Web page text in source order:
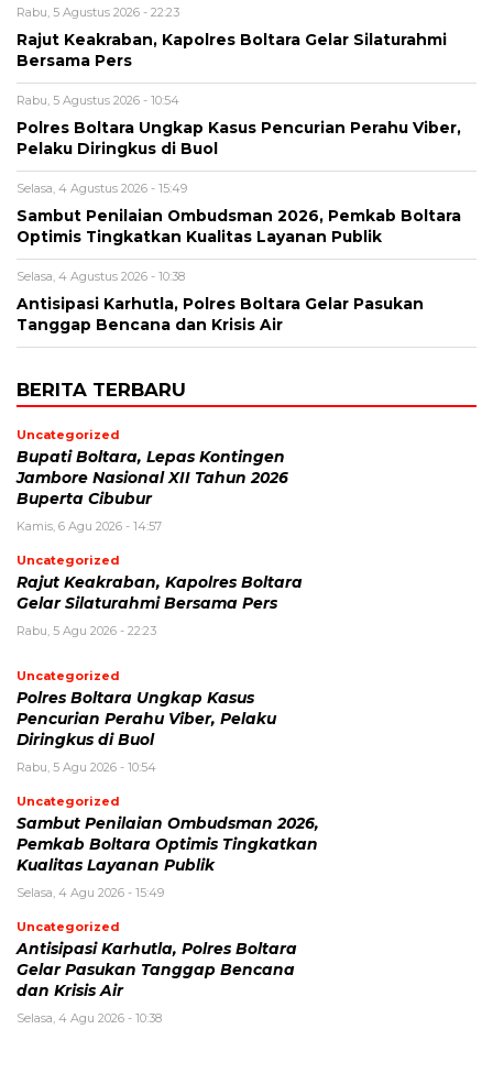
Rabu, 5 Agustus 2026 - 22:23
Rajut Keakraban, Kapolres Boltara Gelar Silaturahmi
Bersama Pers
Rabu, 5 Agustus 2026 - 10:54
Polres Boltara Ungkap Kasus Pencurian Perahu Viber,
Pelaku Diringkus di Buol
Selasa, 4 Agustus 2026 - 15:49
Sambut Penilaian Ombudsman 2026, Pemkab Boltara
Optimis Tingkatkan Kualitas Layanan Publik
Selasa, 4 Agustus 2026 - 10:38
Antisipasi Karhutla, Polres Boltara Gelar Pasukan
Tanggap Bencana dan Krisis Air
BERITA TERBARU
Uncategorized
Bupati Boltara, Lepas Kontingen
Jambore Nasional XII Tahun 2026
Buperta Cibubur
Kamis, 6 Agu 2026 - 14:57
Uncategorized
Rajut Keakraban, Kapolres Boltara
Gelar Silaturahmi Bersama Pers
Rabu, 5 Agu 2026 - 22:23
Uncategorized
Polres Boltara Ungkap Kasus
Pencurian Perahu Viber, Pelaku
Diringkus di Buol
Rabu, 5 Agu 2026 - 10:54
Uncategorized
Sambut Penilaian Ombudsman 2026,
Pemkab Boltara Optimis Tingkatkan
Kualitas Layanan Publik
Selasa, 4 Agu 2026 - 15:49
Uncategorized
Antisipasi Karhutla, Polres Boltara
Gelar Pasukan Tanggap Bencana
dan Krisis Air
Selasa, 4 Agu 2026 - 10:38